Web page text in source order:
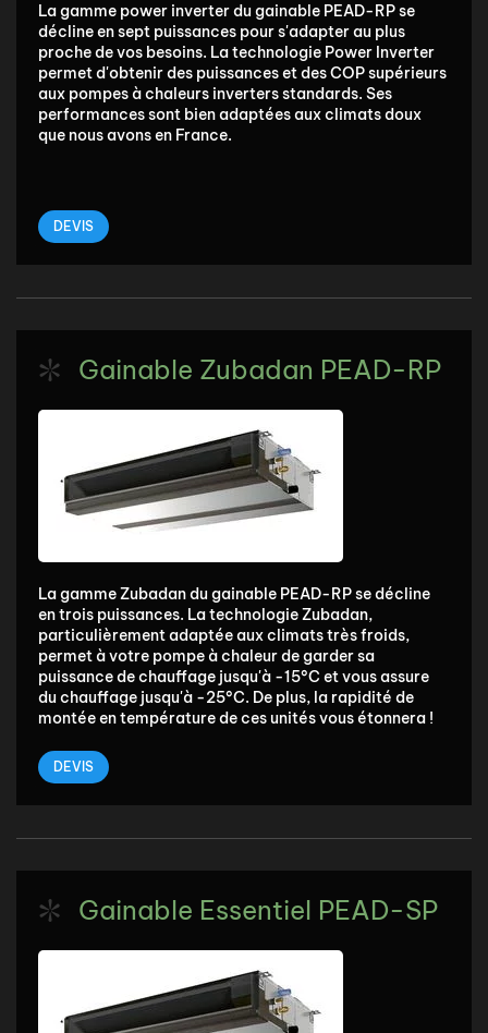
La gamme power inverter du gainable PEAD-RP se
décline en sept puissances pour s'adapter au plus
proche de vos besoins. La technologie Power Inverter
permet d'obtenir des puissances et des COP supérieurs
aux pompes à chaleurs inverters standards. Ses
performances sont bien adaptées aux climats doux
que nous avons en France.
DEVIS
Gainable Zubadan PEAD-RP
La gamme Zubadan du gainable PEAD-RP se décline
en trois puissances. La technologie Zubadan,
particulièrement adaptée aux climats très froids,
permet à votre pompe à chaleur de garder sa
puissance de chauffage jusqu'à -15°C et vous assure
du chauffage jusqu'à -25°C. De plus, la rapidité de
montée en température de ces unités vous étonnera !
DEVIS
Gainable Essentiel PEAD-SP